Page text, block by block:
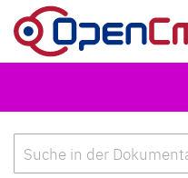
Zum Inhalt springen
Suche